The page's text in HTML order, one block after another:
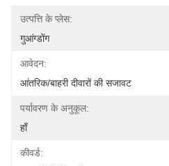
उत्पत्ति के प्लेस:
गुआंग्डोंग
आवेदन:
आंतरिक/बाहरी दीवारों की सजावट
पर्यावरण के अनुकूल:
हाँ
कीवर्ड: